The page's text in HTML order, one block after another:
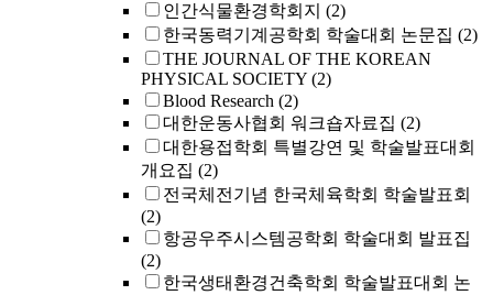
인간식물환경학회지 (2)
한국동력기계공학회 학술대회 논문집 (2)
THE JOURNAL OF THE KOREAN
PHYSICAL SOCIETY (2)
Blood Research (2)
대한운동사협회 워크숍자료집 (2)
대한용접학회 특별강연 및 학술발표대회
개요집 (2)
전국체전기념 한국체육학회 학술발표회
(2)
항공우주시스템공학회 학술대회 발표집
(2)
한국생태환경건축학회 학술발표대회 논